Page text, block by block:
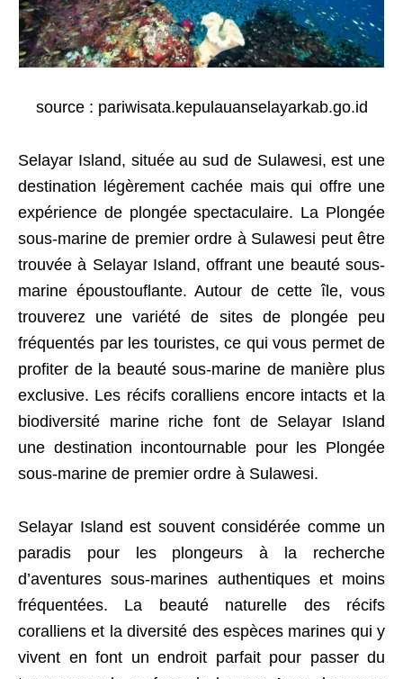
source : pariwisata.kepulauanselayarkab.go.id
Selayar Island, située au sud de Sulawesi, est une
destination légèrement cachée mais qui offre une
expérience de plongée spectaculaire. La Plongée
sous-marine de premier ordre à Sulawesi peut être
trouvée à Selayar Island, offrant une beauté sous-
marine époustouflante. Autour de cette île, vous
trouverez une variété de sites de plongée peu
fréquentés par les touristes, ce qui vous permet de
profiter de la beauté sous-marine de manière plus
exclusive. Les récifs coralliens encore intacts et la
biodiversité marine riche font de Selayar Island
une destination incontournable pour les Plongée
sous-marine de premier ordre à Sulawesi.
Selayar Island est souvent considérée comme un
paradis pour les plongeurs à la recherche
d’aventures sous-marines authentiques et moins
fréquentées. La beauté naturelle des récifs
coralliens et la diversité des espèces marines qui y
vivent en font un endroit parfait pour passer du